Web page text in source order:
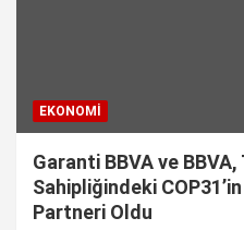
EKONOMI
Garanti BBVA ve BBVA,
Sahipliğindeki
Partneri Oldu